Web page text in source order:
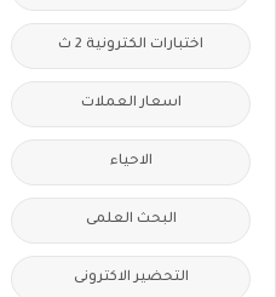
اختبارات الكترونية 2 ث
اسعار العملات
الاحياء
البحث العلمى
التحضير الاكترونى